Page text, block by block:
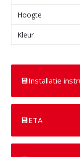
Hoogte
Kleur
💾Installatie
💾